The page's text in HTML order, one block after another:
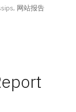
, 网站报告